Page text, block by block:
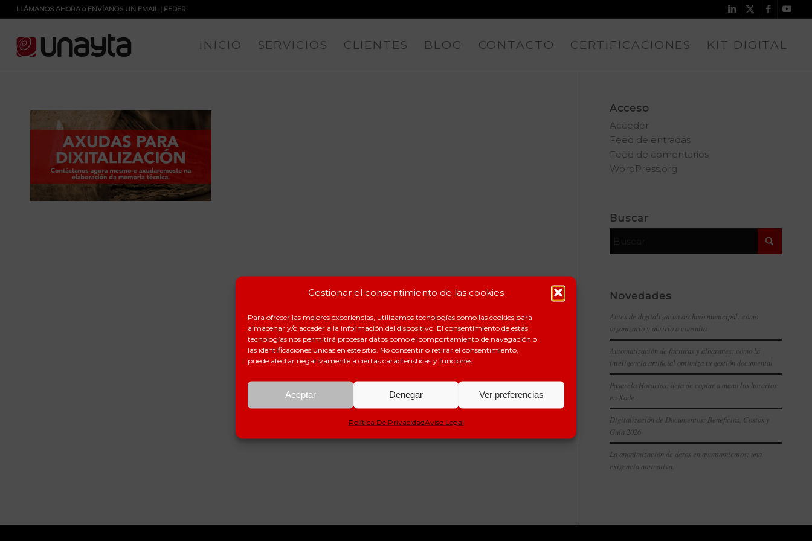
Gestionar el consentimiento de las cookies
Para ofrecer las mejores experiencias, utilizamos tecnologías como las cookies para
almacenar y/o acceder a la información del dispositivo. El consentimiento de estas
tecnologías nos permitirá procesar datos como el comportamiento de navegación o
las identificaciones únicas en este sitio. No consentir o retirar el consentimiento,
puede afectar negativamente a ciertas características y funciones.
Aceptar Denegar Ver preferencias
Política De PrivacidadAviso Legal
LLÁMANOS AHORAo ENVÍANOS UN EMAIL| FEDER
INICIO SERVICIOS CLIENTES BLOG CONTACTO CERTIFICACIONES KIT DIGITAL
Acceso
Acceder
Feed de entradas
Feed de comentarios
WordPress.org
Buscar
Novedades
Antes de digitalizar un archivo municipal: cómo
organizarlo y abrirlo a consulta
Automatización de facturas y albaranes: cómo la
inteligencia artificial optimiza tu gestión documental
Pasarela Horarios: deja de copiar a mano los horarios
en Xade
Digitalización de Documentos: Beneficios, Costos y
Guía 2026
La anonimización de datos en ayuntamientos: una
exigencia normativa.